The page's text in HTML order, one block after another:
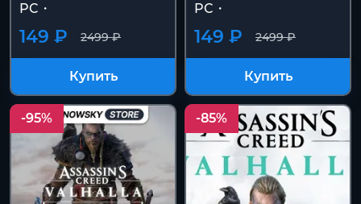
PC・
2499 ₽
149 ₽
Купить
PC・
2499 ₽
149 ₽
Купить
-95% -85%